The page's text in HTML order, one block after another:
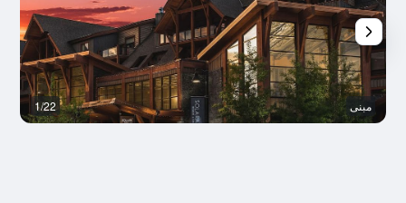
مبنى 1/22